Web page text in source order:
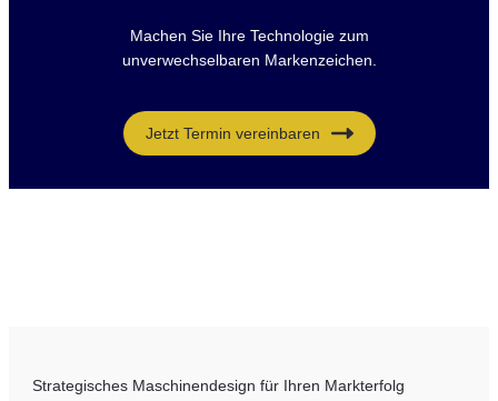
Machen Sie Ihre Technologie zum
unverwechselbaren Markenzeichen.
Jetzt Termin vereinbaren
Strategisches Maschinendesign für Ihren Markterfolg